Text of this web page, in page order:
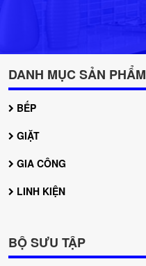
DANH MỤC SẢN PHẨM
BẾP
GIẶT
GIA CÔNG
LINH KIỆN
BỘ SƯU TẬP